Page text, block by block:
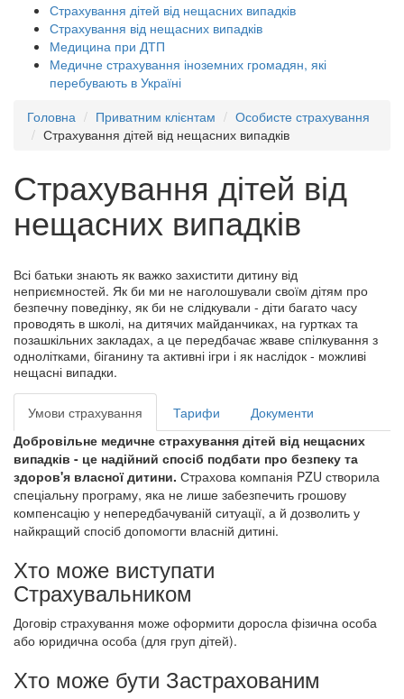
Страхування дітей від нещасних випадків
Страхування від нещасних випадків
Медицина при ДТП
Медичне страхування іноземних громадян, які
перебувають в Україні
Головна
Приватним клієнтам
Особисте страхування
Страхування дітей від нещасних випадків
Страхування дітей від
нещасних випадків
Всі батьки знають як важко захистити дитину від
неприємностей. Як би ми не наголошували своїм дітям про
безпечну поведінку, як би не слідкували - діти багато часу
проводять в школі, на дитячих майданчиках, на гуртках та
позашкільних закладах, а це передбачає жваве спілкування з
однолітками, біганину та активні ігри і як наслідок - можливі
нещасні випадки.
Умови страхування Тарифи
Документи
Добровільне медичне страхування дітей від нещасних
випадків - це надійний спосіб подбати про безпеку та
здоров'я власної дитини. Страхова компанія PZU створила
спеціальну програму, яка не лише забезпечить грошову
компенсацію у непередбачуваній ситуації, а й дозволить у
найкращий спосіб допомогти власній дитині.
Хто може виступати
Страхувальником
Договір страхування може оформити доросла фізична особа
або юридична особа (для груп дітей).
Хто може бути Застрахованим